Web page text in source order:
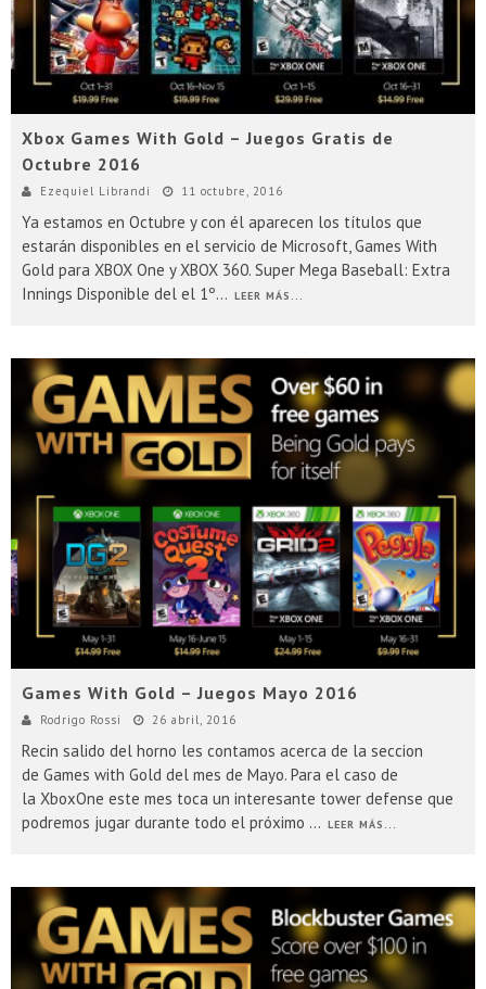
Xbox Games With Gold – Juegos Gratis de
Octubre 2016
Ezequiel Librandi 11 octubre, 2016
Ya estamos en Octubre y con él aparecen los títulos que
estarán disponibles en el servicio de Microsoft, Games With
Gold para XBOX One y XBOX 360. Super Mega Baseball: Extra
Innings Disponible del el 1º... LEER MÁS...
Games With Gold – Juegos Mayo 2016
Rodrigo Rossi 26 abril, 2016
Recin salido del horno les contamos acerca de la seccion
de Games with Gold del mes de Mayo. Para el caso de
la XboxOne este mes toca un interesante tower defense que
podremos jugar durante todo el próximo ... LEER MÁS...